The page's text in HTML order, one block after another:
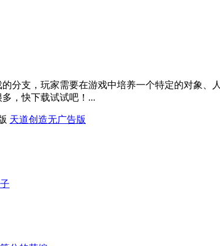
分支，玩家需要在游戏中培养一个特定的对象
，快下载试试吧！...
天道创造无广告版